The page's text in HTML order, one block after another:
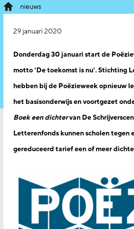
nieuws
29 januari 2020
Donderdag 30 januari start de
motto ‘De toekomst is nu’. Stichting
hebben bij de Poëzieweek opnieuw
het basisonderwijs en voortgezet
Boek een dichtervan De
Letterenfonds kunnen scholen tegen
gereduceerd tarief een of meer